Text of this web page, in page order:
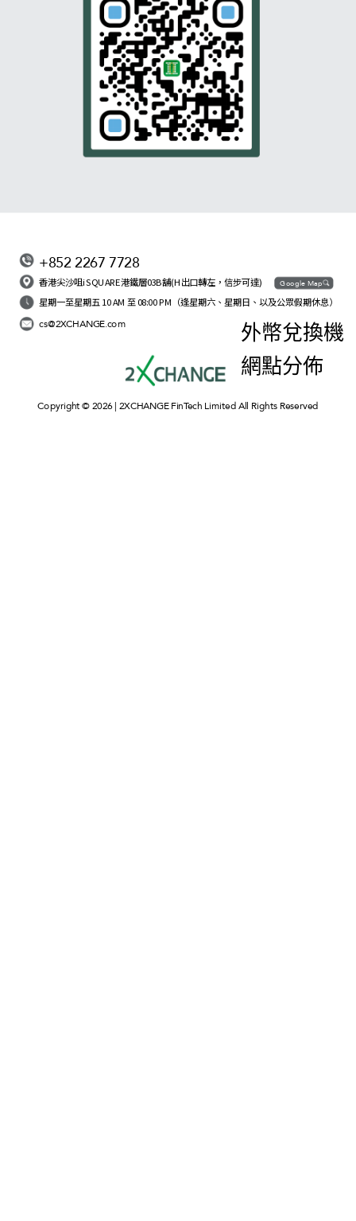
+852 2267 7728
香港尖沙咀iSQUARE港鐵層03B舖(H出口轉左，信步可達)
星期一至星期五 10 AM 至 08:00 PM（逢星期六、星期日、以及公眾假期休息）
cs@2XCHANGE.com 外幣兌換機
網點分佈
Google Map
Copyright © 2026 | 2XCHANGE FinTech Limited All Rights Reserved